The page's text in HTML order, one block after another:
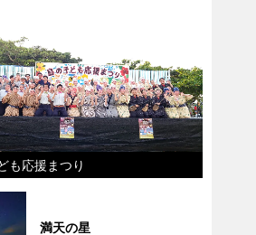
も応援まつり
満天の星